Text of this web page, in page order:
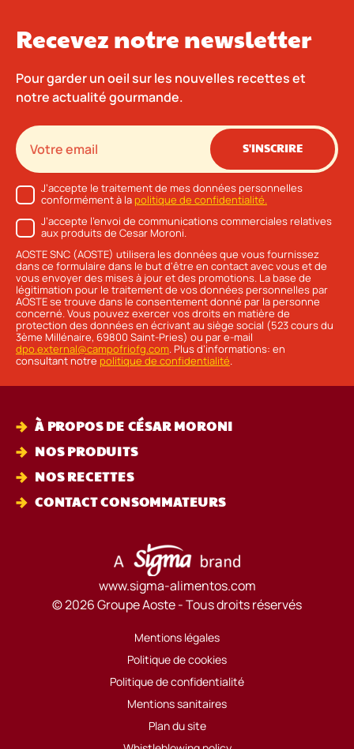
Recevez notre newsletter
Pour garder un oeil sur les nouvelles recettes et
notre actualité gourmande.
S'INSCRIRE
J’accepte le traitement de mes données personnelles
conformément à la politique de confidentialité.
J’accepte l’envoi de communications commerciales relatives
aux produits de Cesar Moroni.
AOSTE SNC (AOSTE) utilisera les données que vous fournissez
dans ce formulaire dans le but d'être en contact avec vous et de
vous envoyer des mises à jour et des promotions. La base de
légitimation pour le traitement de vos données personnelles par
AOSTE se trouve dans le consentement donné par la personne
concerné. Vous pouvez exercer vos droits en matière de
protection des données en écrivant au siège social (523 cours du
3ème Millénaire, 69800 Saint-Pries) ou par e-mail
dpo.external@campofriofg.com. Plus d’informations: en
consultant notre politique de confidentialité.
À PROPOS DE CÉSAR MORONI
NOS PRODUITS
NOS RECETTES
CONTACT CONSOMMATEURS
www.sigma-alimentos.com
© 2026 Groupe Aoste - Tous droits réservés
Mentions légales
Politique de cookies
Politique de confidentialité
Mentions sanitaires
Plan du site